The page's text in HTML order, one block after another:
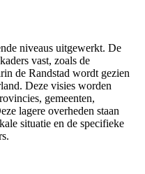
niveaus uitgewerkt. De
vast, zoals de
de Randstad wordt gezien
Deze visies worden
gemeenten,
lagere overheden staan
situatie en de specifieke